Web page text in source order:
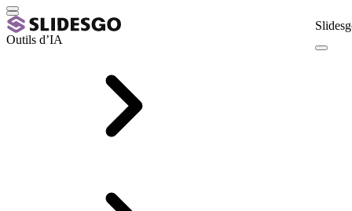
Outils d’IA